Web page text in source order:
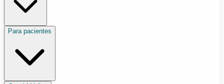
Para pacientes